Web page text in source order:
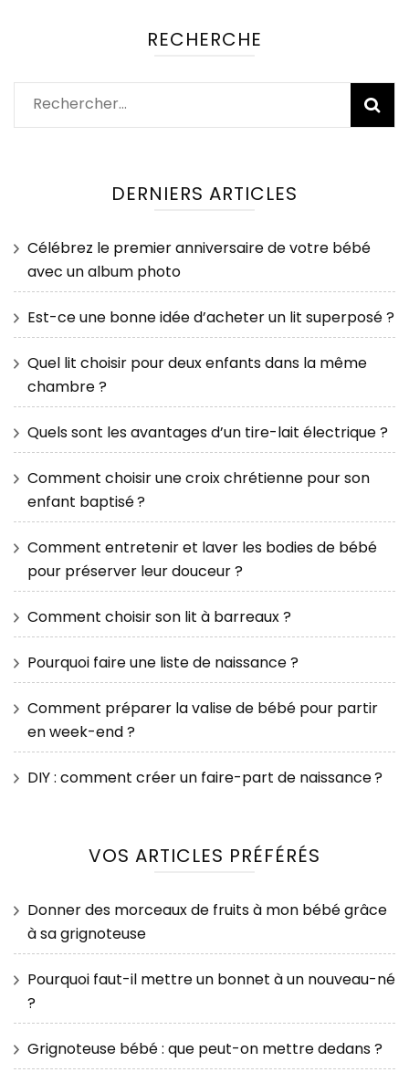
RECHERCHE
Rechercher :
DERNIERS ARTICLES
Célébrez le premier anniversaire de votre bébé
avec un album photo
Est-ce une bonne idée d’acheter un lit superposé ?
Quel lit choisir pour deux enfants dans la même
chambre ?
Quels sont les avantages d’un tire-lait électrique ?
Comment choisir une croix chrétienne pour son
enfant baptisé ?
Comment entretenir et laver les bodies de bébé
pour préserver leur douceur ?
Comment choisir son lit à barreaux ?
Pourquoi faire une liste de naissance ?
Comment préparer la valise de bébé pour partir
en week-end ?
DIY : comment créer un faire-part de naissance ?
VOS ARTICLES PRÉFÉRÉS
Donner des morceaux de fruits à mon bébé grâce
à sa grignoteuse
Pourquoi faut-il mettre un bonnet à un nouveau-né
?
Grignoteuse bébé : que peut-on mettre dedans ?